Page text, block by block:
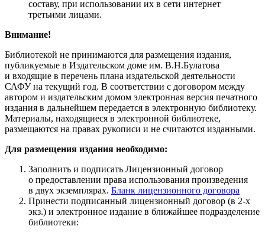
составу, при использовании их в сети интернет
третьими лицами.
Внимание!
Библиотекой не принимаются для размещения издания,
публикуемые в Издательском доме им. В.Н.Булатова
и входящие в перечень плана издательской деятельности
САФУ на текущий год. В соответствии​ с договором между
автором и издательским домом электронная версия печатного
издания в дальнейшем передается в электронную библиотеку.
Материалы, находящиеся в электронной библиотеке,
размещаются на правах рукописи и не считаются изданными​.
Для размещения издания необходимо:
​Заполнить и подписать Лицензионный договор
о предоставлении права использования произведения
в двух экземплярах. Бланк лицензионного договора
Принести подписанный лицензионный договор (в 2-х
экз.) и электронное издание в ближайшее подразделение
библиотеки: